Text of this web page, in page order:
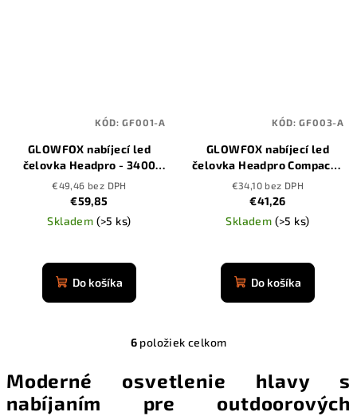
GLOWFOX nabíjecí led
čelovka Headpro - 3400
mAh
€49,46 bez DPH
€59,85
Skladem (>5 ks)
hodnotenie
produktu
Do košíka
KÓD:GF001-A
GLOWFOX nabíjecí led
čelovka Headpro Compact -
3400 mAh
€34,10 bez DPH
€41,26
Skladem (>5 ks)
hodnotenie
produktu
Do košíka
KÓD:GF003-A
O
l
6 položiek celkom
Moderné osvetlenie hlavy s
nabíjaním pre outdoorových